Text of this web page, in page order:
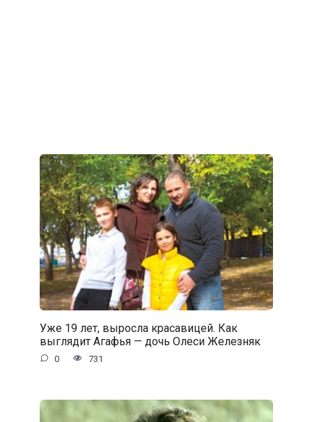
Уже 19 лет, выросла красавицей. Как
выглядит Агафья — дочь Олеси Железняк
0 731